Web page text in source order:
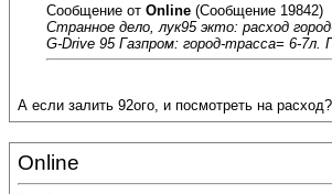
Сообщение от Online (Сообщение 19842)
Странное дело, лук95 экто: расход
G-Drive 95 Газпром: город-трасса= 6-
А если залить 92ого, и посмотреть на расход?
Online